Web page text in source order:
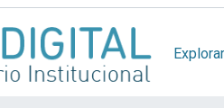
Explorar